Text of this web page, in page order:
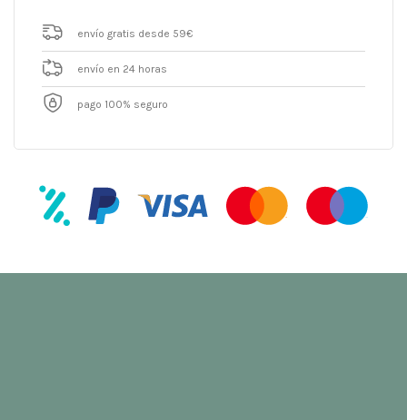
envío gratis desde 59€
envío en 24 horas
pago 100% seguro